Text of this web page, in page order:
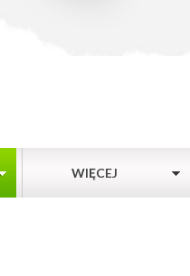
WIĘCEJ